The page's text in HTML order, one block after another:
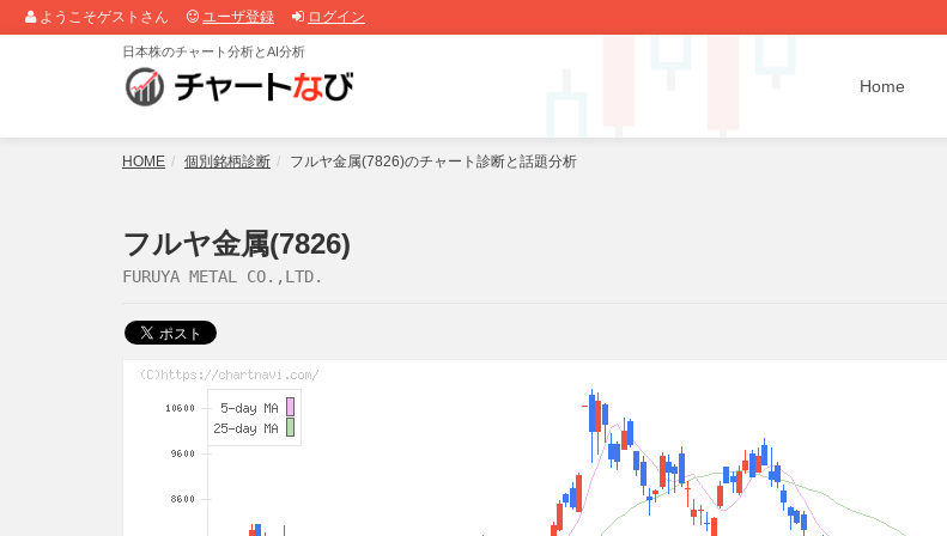
ようこそゲストさん ユーザ登録 ログイン
日本株のチャート分析とAI分析
Home
HOME 個別銘柄診断 フルヤ金属(7826)のチャート診断と話題分析
フルヤ金属(7826)
FURUYA METAL CO.,LTD.